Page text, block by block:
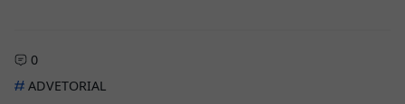
0
ADVETORIAL